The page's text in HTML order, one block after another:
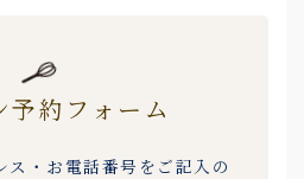
予約フォーム
ス・お電話番号をご記入の